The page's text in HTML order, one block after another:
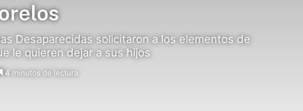
Desaparecidas solicitaron a los elementos de
le quieren dejar a sus hijos
4 minutos de lectura